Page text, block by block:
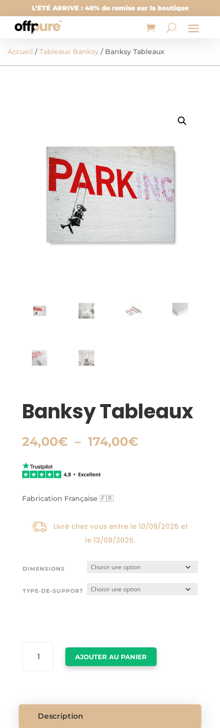
L’ÉTÉ ARRIVE : 40% de remise sur la boutique
Accueil /Tableaux Banksy / Banksy Tableaux
Banksy Tableaux
24,00€ – 174,00€Plage
Fabrication Française 🇫🇷
Livré chez vous entre le 10/08/2026 et
le 13/08/2026.
DIMENSIONS
TYPE-DE-SUPPORT
AJOUTER AU PANIER
Description